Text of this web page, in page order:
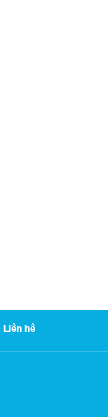
Liên hệ